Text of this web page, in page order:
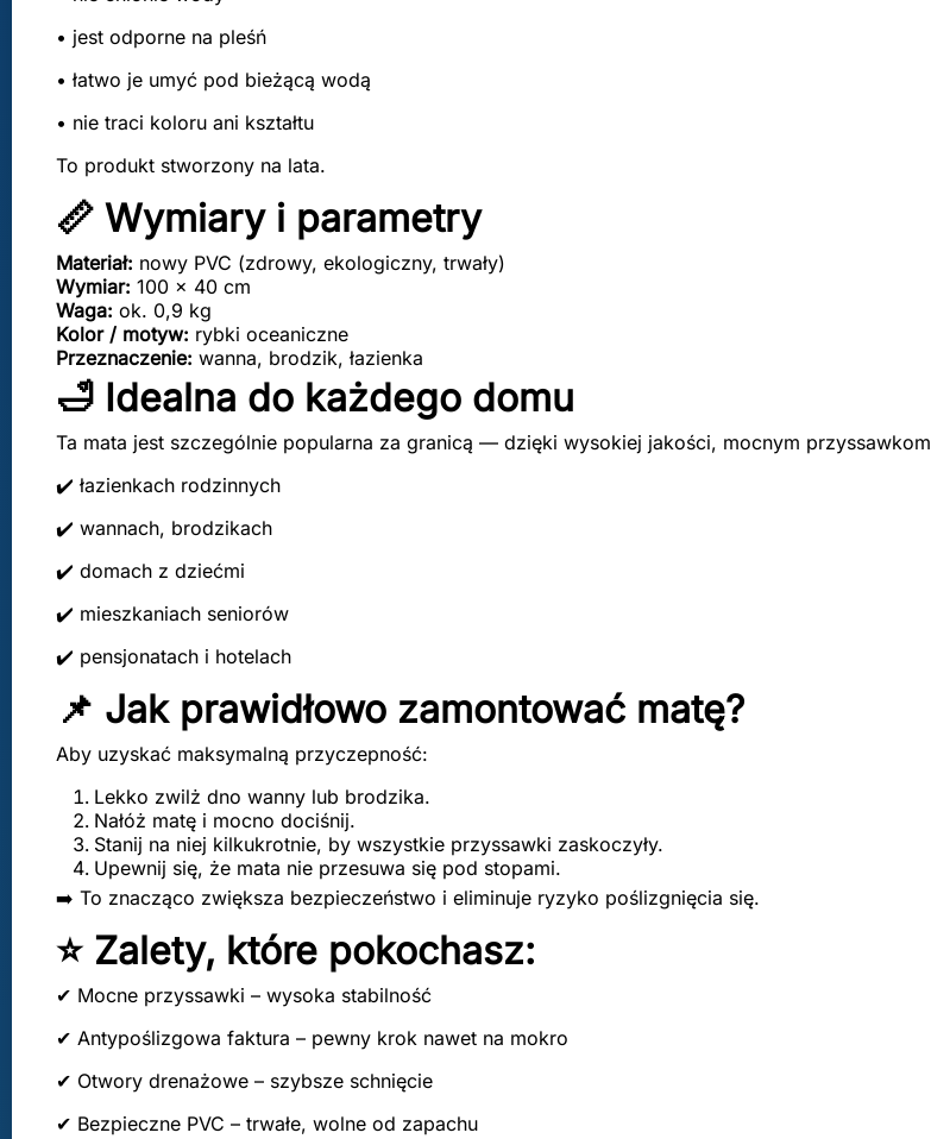
• jest odporne na pleśń
• łatwo je umyć pod bieżącą wodą
• nie traci koloru ani kształtu
To produkt stworzony na lata.
📏 Wymiary i parametry
Materiał: nowy PVC (zdrowy, ekologiczny, trwały)
Wymiar: 100 × 40 cm
Waga: ok. 0,9 kg
Kolor / motyw: rybki oceaniczne
Przeznaczenie: wanna, brodzik, łazienka
🛁 Idealna do każdego domu
Ta mata jest szczególnie popularna za granicą — dzięki wysokiej jakości, mocnym
✔️ łazienkach rodzinnych
✔️ wannach, brodzikach
✔️ domach z dziećmi
✔️ mieszkaniach seniorów
✔️ pensjonatach i hotelach
📌 Jak prawidłowo zamontować matę?
Aby uzyskać maksymalną przyczepność:
Lekko zwilż dno wanny lub brodzika.
Nałóż matę i mocno dociśnij.
Stanij na niej kilkukrotnie, by wszystkie przyssawki zaskoczyły.
Upewnij się, że mata nie przesuwa się pod stopami.
➡️ To znacząco zwiększa bezpieczeństwo i eliminuje ryzyko poślizgnięcia się.
⭐ Zalety, które pokochasz:
✔ Mocne przyssawki – wysoka stabilność
✔ Antypoślizgowa faktura – pewny krok nawet na mokro
✔ Otwory drenażowe – szybsze schnięcie
✔ Bezpieczne PVC – trwałe, wolne od zapachu